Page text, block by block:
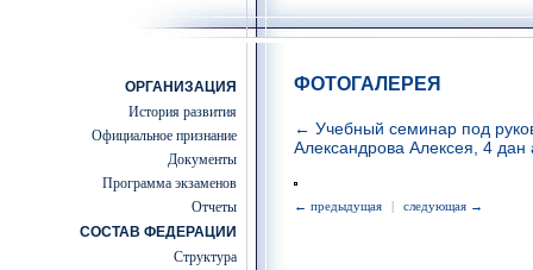
ОРГАНИЗАЦИЯ
История развития
Официальное признание
Документы
Программа экзаменов
Отчеты
СОСТАВ ФЕДЕРАЦИИ
Структура
ФОТОГАЛЕРЕЯ
← Учебный семинар под
Александрова Алексея, 4 дан
← предыдущая | следующая →